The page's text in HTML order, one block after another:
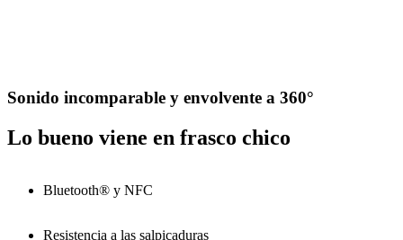
Sonido incomparable y envolvente a 360°
Lo bueno viene en frasco chico
Bluetooth® y NFC
Resistencia a las salpicaduras